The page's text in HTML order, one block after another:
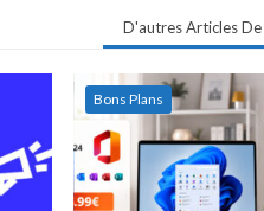
D'autres Articles De
Bons Plans